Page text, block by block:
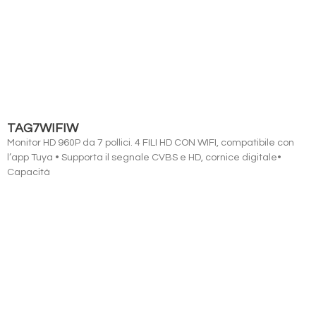
TAG7WIFIW
Monitor HD 960P da 7 pollici. 4 FILI HD CON WIFI, compatibile con
l’app Tuya • Supporta il segnale CVBS e HD, cornice digitale•
Capacità